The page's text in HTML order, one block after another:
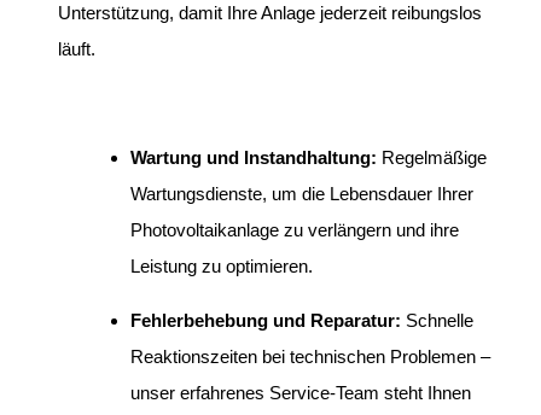
Unterstützung, damit Ihre Anlage jederzeit reibungslos
läuft.
Wartung und Instandhaltung: Regelmäßige
Wartungsdienste, um die Lebensdauer Ihrer
Photovoltaikanlage zu verlängern und ihre
Leistung zu optimieren.
Fehlerbehebung und Reparatur: Schnelle
Reaktionszeiten bei technischen Problemen –
unser erfahrenes Service-Team steht Ihnen